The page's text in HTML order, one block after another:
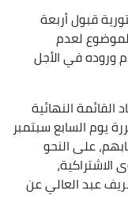
قبول أربعة
لعدم
في الأجل
النهائية
يوم السابع سبتمبر
على النحو
عبد العالي عن